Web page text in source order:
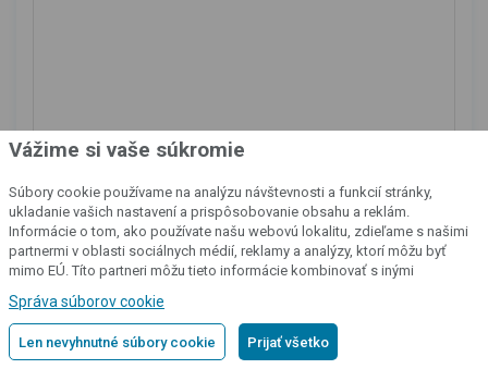
Ďalšie informácie o tom, ako spracúvame osobné údaje
nájdete v našich zásadách spracovania osobných údajov
Vážime si vaše súkromie
Súbory cookie používame na analýzu návštevnosti a funkcií stránky,
ukladanie vašich nastavení a prispôsobovanie obsahu a reklám.
Informácie o tom, ako používate našu webovú lokalitu, zdieľame s našimi
partnermi v oblasti sociálnych médií, reklamy a analýzy, ktorí môžu byť
mimo EÚ. Títo partneri môžu tieto informácie kombinovať s inými
používania ich služieb.Podrobné informácie
Správa súborov cookie
Len nevyhnutné súbory cookie Prijať všetko